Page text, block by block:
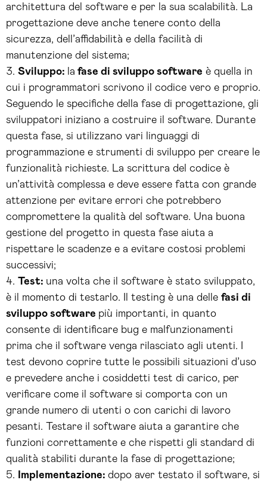
architettura del software e per la sua scalabilità. La
progettazione deve anche tenere conto della
sicurezza, dell’affidabilità e della facilità di
manutenzione del sistema;
Sviluppo: la fase di sviluppo software è quella in
cui i programmatori scrivono il codice vero e proprio.
Seguendo le specifiche della fase di progettazione, gli
sviluppatori iniziano a costruire il software. Durante
questa fase, si utilizzano vari linguaggi di
programmazione e strumenti di sviluppo per creare le
funzionalità richieste. La scrittura del codice è
un’attività complessa e deve essere fatta con grande
attenzione per evitare errori che potrebbero
compromettere la qualità del software. Una buona
gestione del progetto in questa fase aiuta a
rispettare le scadenze e a evitare costosi problemi
successivi;
Test: una volta che il software è stato sviluppato,
è il momento di testarlo. Il testing è una delle fasi di
sviluppo software più importanti, in quanto
consente di identificare bug e malfunzionamenti
prima che il software venga rilasciato agli utenti. I
test devono coprire tutte le possibili situazioni d’uso
e prevedere anche i cosiddetti test di carico, per
verificare come il software si comporta con un
grande numero di utenti o con carichi di lavoro
pesanti. Testare il software aiuta a garantire che
funzioni correttamente e che rispetti gli standard di
qualità stabiliti durante la fase di progettazione;
Implementazione: dopo aver testato il software, si